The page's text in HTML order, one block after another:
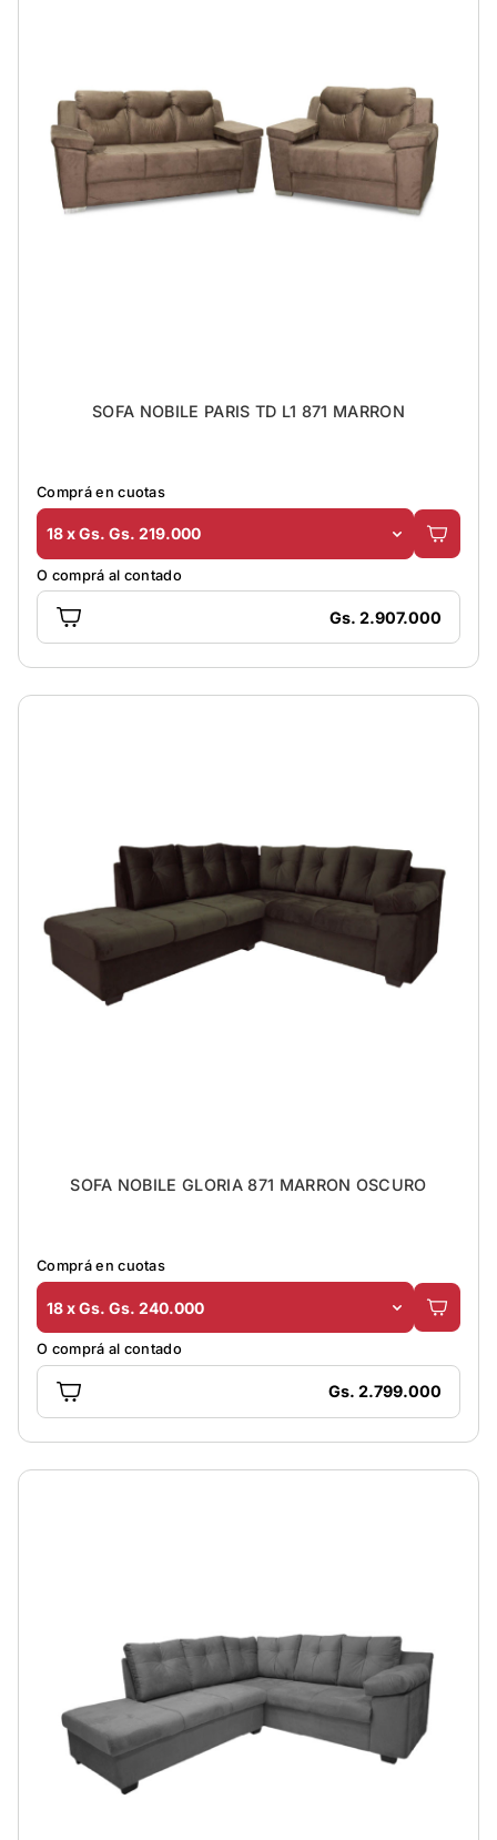
SOFA NOBILE PARIS TD L1 871 MARRON
Comprá en cuotas
18 x Gs. Gs. 219.000
O comprá al contado
Gs. 2.907.000
SOFA NOBILE GLORIA 871 MARRON OSCURO
Comprá en cuotas
18 x Gs. Gs. 240.000
O comprá al contado
Gs. 2.799.000